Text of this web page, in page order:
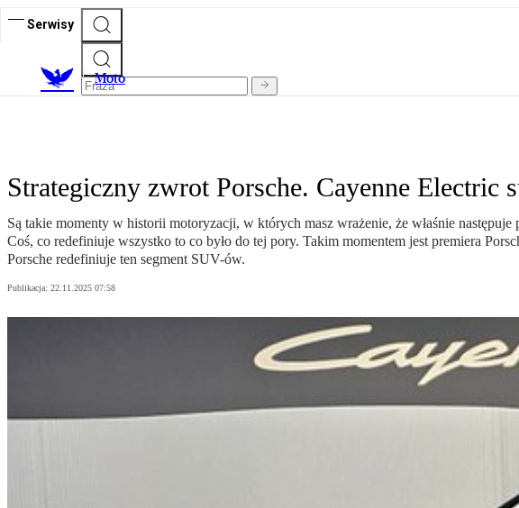
Serwisy
Moto
Strategiczny zwrot Porsche. Cayenne Electric
Są takie momenty w historii motoryzacji, w których masz wrażenie, że właśnie
Coś, co redefiniuje wszystko to co było do tej pory. Takim momentem jest premiera
Porsche redefiniuje ten segment SUV-ów.
Publikacja: 22.11.2025 07:58